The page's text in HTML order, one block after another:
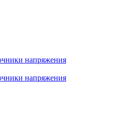
напряжения
напряжения